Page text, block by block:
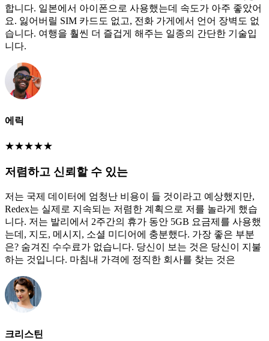
합니다. 일본에서 아이폰으로 사용했는데 속도가 아주 좋았어
요. 잃어버릴 SIM 카드도 없고, 전화 가게에서 언어 장벽도 없
습니다. 여행을 훨씬 더 즐겁게 해주는 일종의 간단한 기술입
니다.
에릭
★★★★★
저렴하고 신뢰할 수 있는
저는 국제 데이터에 엄청난 비용이 들 것이라고 예상했지만,
Redex는 실제로 지속되는 저렴한 계획으로 저를 놀라게 했습
니다. 저는 발리에서 2주간의 휴가 동안 5GB 요금제를 사용했
는데, 지도, 메시지, 소셜 미디어에 충분했다. 가장 좋은 부분
은? 숨겨진 수수료가 없습니다. 당신이 보는 것은 당신이 지불
하는 것입니다. 마침내 가격에 정직한 회사를 찾는 것은
크리스틴